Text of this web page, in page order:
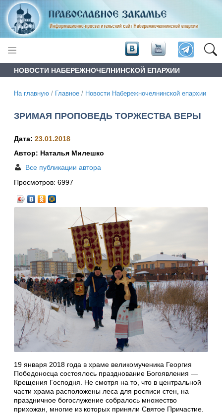
НОВОСТИ НАБЕРЕЖНОЧЕЛНИНСКОЙ ЕПАРХИИ
На главную / Главное / Новости Набережночелнинской епархии
ЗРИМАЯ ПРОПОВЕДЬ ТОРЖЕСТВА ВЕРЫ
Дата: 23.01.2018
Автор: Наталья Милешко
Все публикации автора
Просмотров: 6997
19 января 2018 года в храме великомученика Георгия
Победоносца состоялось празднование Богоявления —
Крещения Господня. Не смотря на то, что в центральной
части храма расположены леса для росписи стен, на
праздничное богослужение собралось множество
прихожан, многие из которых приняли Святое Причастие.